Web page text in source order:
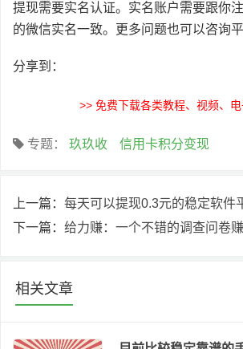
提现需要实名认证。实名账户需要跟你
的微信实名一致。更多问题也可以咨询平
分享到：
>> 免费下载各类教程、视频、
专题： 玖玖收 信用卡积分变现
上一篇： 每天可以提现0.3元的稳定软件
下一篇： 给力赚：一个不错的调查问卷
相关文章